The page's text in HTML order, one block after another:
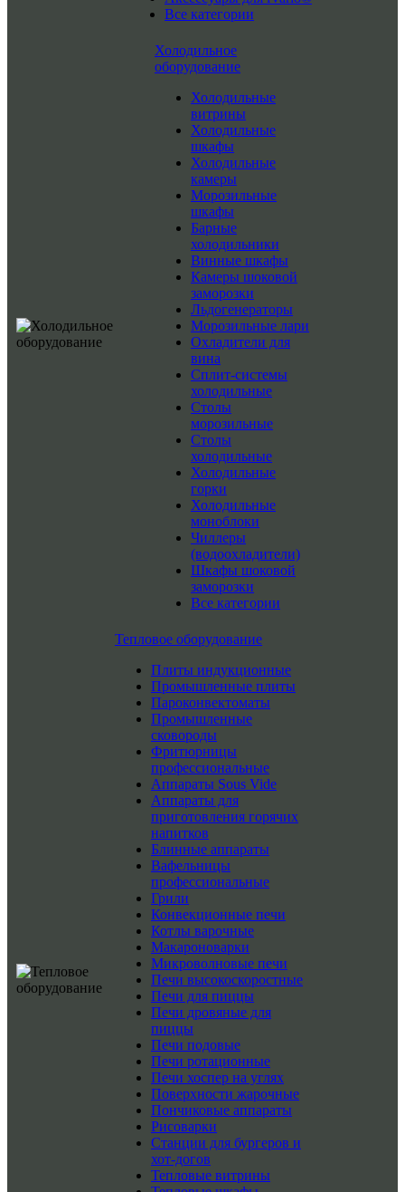
Все категории
Холодильное
оборудование
Холодильные
витрины
Холодильные
шкафы
Холодильные
камеры
Морозильные
шкафы
Барные
холодильники
Винные шкафы
Камеры шоковой
заморозки
Льдогенераторы
Морозильные лари
Охладители для
вина
Сплит-системы
холодильные
Столы
морозильные
Столы
холодильные
Холодильные
горки
Холодильные
моноблоки
Чиллеры
(водоохладители)
Шкафы шоковой
заморозки
Все категории
Тепловое оборудование
Плиты индукционные
Промышленные плиты
Пароконвектоматы
Промышленные
сковороды
Фритюрницы
профессиональные
Аппараты Sous Vide
Аппараты для
приготовления горячих
напитков
Блинные аппараты
Вафельницы
профессиональные
Грили
Конвекционные печи
Котлы варочные
Макароноварки
Микроволновые печи
Печи высокоскоростные
Печи для пиццы
Печи дровяные для
пиццы
Печи подовые
Печи ротационные
Печи хоспер на углях
Поверхности жарочные
Пончиковые аппараты
Рисоварки
Станции для бургеров и
хот-догов
Тепловые витрины